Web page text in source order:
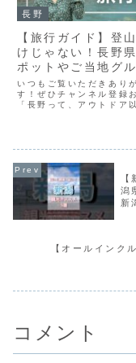
長野
【旅行ガイド】登
けじゃない！長野
ポットやご当地グ
り紹介｜Nagano
Travel Guide
いつもご覧いただきあり
す！ぜひチャンネル登録
「長野って、アウトドア
潟
新
【オールインク
コメント